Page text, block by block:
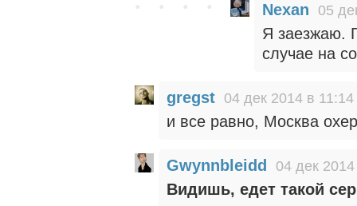
Nexan 05
Я заезжаю.
случае на
gregst 04 дек 2014 в 11:14
и все равно, Москва
Gwynnbleidd 04 дек
Видишь, едет такой